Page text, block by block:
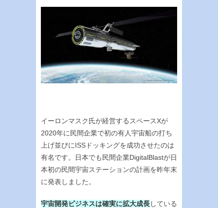
イーロンマスク氏が経営するスペースXが
2020年に民間企業で初の有人宇宙船の打ち
上げ並びにISSドッキングを成功させたのは
有名です。日本でも民間企業DigitalBlastが日
本初の民間宇宙ステーションの計画を昨年末
に発表しました。
宇宙開発ビジネスは確実に拡大成長している